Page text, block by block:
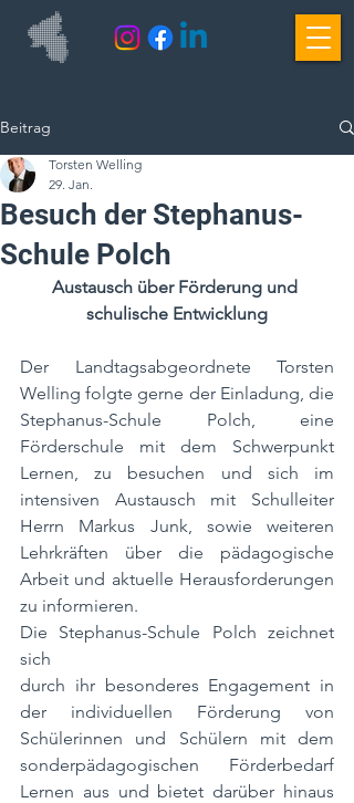
Beitrag
Besuch der Stephanus-
Schule Polch
Torsten Welling
29. Jan.
Austausch über Förderung und
schulische Entwicklung
Der Landtagsabgeordnete Torsten
Welling folgte gerne der Einladung, die
Stephanus-Schule Polch, eine
Förderschule mit dem Schwerpunkt
Lernen, zu besuchen und sich im
intensiven Austausch mit Schulleiter
Herrn Markus Junk, sowie weiteren
Lehrkräften über die pädagogische
Arbeit und aktuelle Herausforderungen
zu informieren.
Die Stephanus-Schule Polch zeichnet
sich
durch ihr besonderes Engagement in
der individuellen Förderung von
Schülerinnen und Schülern mit dem
sonderpädagogischen Förderbedarf
Lernen aus und bietet darüber hinaus